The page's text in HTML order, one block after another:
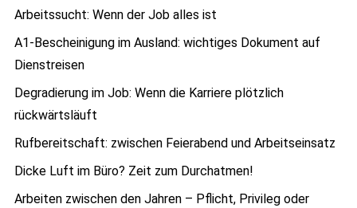
Arbeitssucht: Wenn der Job alles ist
A1-Bescheinigung im Ausland: wichtiges Dokument auf
Dienstreisen
Degradierung im Job: Wenn die Karriere plötzlich
rückwärtsläuft
Rufbereitschaft: zwischen Feierabend und Arbeitseinsatz
Dicke Luft im Büro? Zeit zum Durchatmen!
Arbeiten zwischen den Jahren – Pflicht, Privileg oder